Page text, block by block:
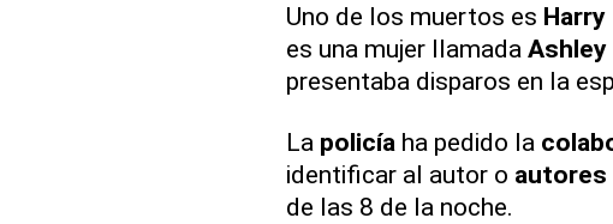
Uno de los muertos es Harry
es una mujer llamada Ashley
presentaba disparos en la
La policíaha pedido la
identificar al autor o autores
de las 8 de la noche.